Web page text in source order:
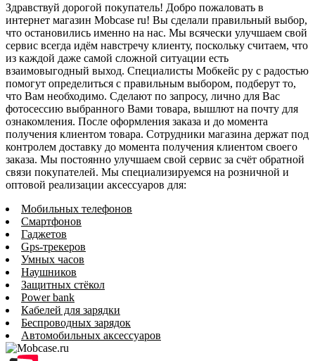
Здравствуй дорогой покупатель! Добро пожаловать в
интернет магазин Mobcase ru! Вы сделали правильный выбор,
что остановились именно на нас. Мы всячески улучшаем свой
сервис всегда идём навстречу клиенту, поскольку считаем, что
из каждой даже самой сложной ситуации есть
взаимовыгодный выход. Специалисты Мобкейс ру с радостью
помогут определиться с правильным выбором, подберут то,
что Вам необходимо. Сделают по запросу, лично для Вас
фотосессию выбранного Вами товара, вышлют на почту для
ознакомления. После оформления заказа и до момента
получения клиентом товара. Сотрудники магазина держат под
контролем доставку до момента получения клиентом своего
заказа. Мы постоянно улучшаем свой сервис за счёт обратной
связи покупателей. Мы специализируемся на розничной и
оптовой реализации аксессуаров для:
Мобильных телефонов
Смартфонов
Гаджетов
Gps-трекеров
Умных часов
Наушников
Защитных стёкол
Power bank
Кабелей для зарядки
Беспроводных зарядок
Автомобильных аксессуаров